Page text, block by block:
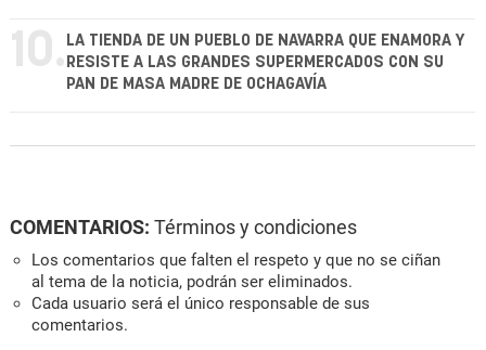
10. LA TIENDA DE UN PUEBLO DE NAVARRA QUE ENAMORA Y
RESISTE A LAS GRANDES SUPERMERCADOS CON SU
PAN DE MASA MADRE DE OCHAGAVÍA
COMENTARIOS: Términos y condiciones
Los comentarios que falten el respeto y que no se ciñan
al tema de la noticia, podrán ser eliminados.
Cada usuario será el único responsable de sus
comentarios.